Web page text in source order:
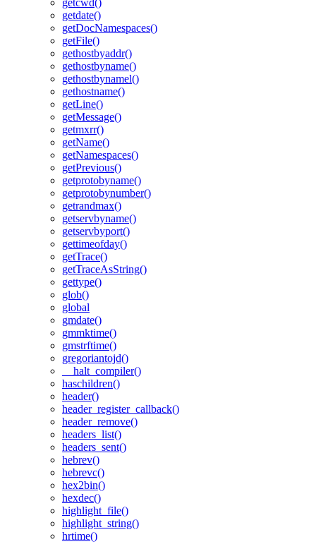
getcwd()
getdate()
getDocNamespaces()
getFile()
gethostbyaddr()
gethostbyname()
gethostbynamel()
gethostname()
getLine()
getMessage()
getmxrr()
getName()
getNamespaces()
getPrevious()
getprotobyname()
getprotobynumber()
getrandmax()
getservbyname()
getservbyport()
gettimeofday()
getTrace()
getTraceAsString()
gettype()
glob()
global
gmdate()
gmmktime()
gmstrftime()
gregoriantojd()
__halt_compiler()
haschildren()
header()
header_register_callback()
header_remove()
headers_list()
headers_sent()
hebrev()
hebrevc()
hex2bin()
hexdec()
highlight_file()
highlight_string()
hrtime()